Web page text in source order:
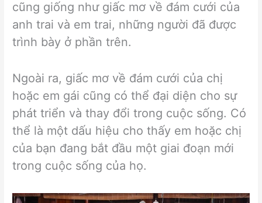
cũng giống như giấc mơ về đám cưới của
anh trai và em trai, những người đã được
trình bày ở phần trên.
Ngoài ra, giấc mơ về đám cưới của chị
hoặc em gái cũng có thể đại diện cho sự
phát triển và thay đổi trong cuộc sống. Có
thể là một dấu hiệu cho thấy em hoặc chị
của bạn đang bắt đầu một giai đoạn mới
trong cuộc sống của họ.